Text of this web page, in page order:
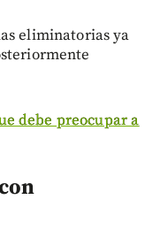
eliminatorias ya
debe preocupar a